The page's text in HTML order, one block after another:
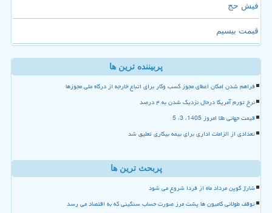
فیش حج
قیمت بیسیم
پربیننده ترین ها
فراهم شدن امکان اعطای مجوز کسب وکار برای اتباع خارجه از درگاه ملی مجوزها
نرخ تورم آمریکا درحال نزدیک شدن به ۴ درصد
قیمت جهانی طلا امروز 1405، 3، 5
تعدادی از الزامات اداری برای بیمه بیکاری تعلیق شد
پربحث ترین ها
شارژ کوپن مرداد ماه از فردا شروع می شود
توقف طولانی کامیون ها پشت مرز صورت حساب سنگینی که به اقتصاد می رسد